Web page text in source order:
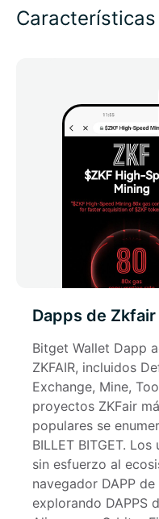
Dapps de Zkfair
Bitget Wallet Dapp
ZKFAIR, incluidos
Exchange, Mine,
proyectos ZKFair
populares se
BILLET BITGET.
sin esfuerzo al
navegador DAPP
explorando DAPPS